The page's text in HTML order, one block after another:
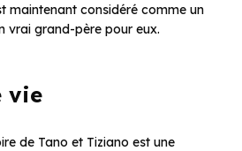
maintenant considéré comme un
vrai grand-père pour eux.
vie
de Tano et Tiziano est une